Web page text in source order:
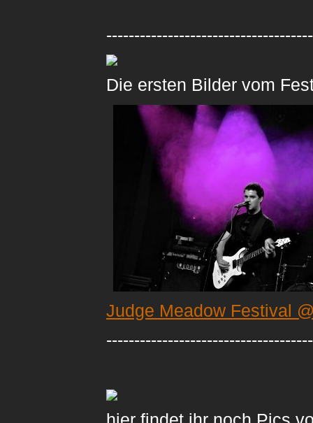
Die ersten Bilder vom
Judge Meadow Festival